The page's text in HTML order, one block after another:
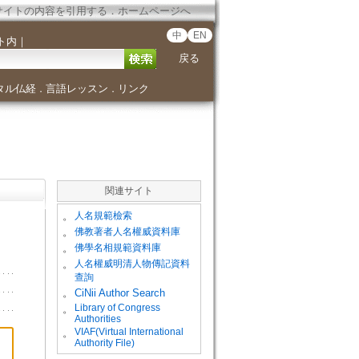
イトの内容を引用する．ホームページへ
内 ｜ 中 EN
戻る
ル仏経． 言語レッスン ． リンク
関連サイト
。 人名規範檢索
。 佛教著者人名權威資料庫
。 佛學名相規範資料庫
。
人名權威明清人物傳記資料
查詢
。
CiNii Author Search
。
Library of Congress
Authorities
。
VIAF(Virtual International
Authority File)